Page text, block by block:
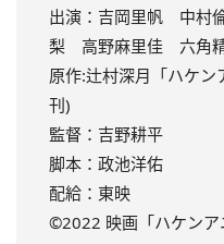
出演：吉岡里帆 中
梨 高野麻里佳 六角
原作:辻村深月「ハケン
刊)
監督：吉野耕平
脚本：政池洋佑
配給：東映
©️2022 映画「ハケンア